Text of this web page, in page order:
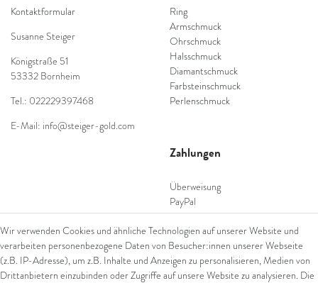
Kontaktformular
Susanne Steiger
Königstraße 51
53332 Bornheim
Tel.: 022229397468
E-Mail: info@steiger-gold.com
Ring
Armschmuck
Ohrschmuck
Halsschmuck
Diamantschmuck
Farbsteinschmuck
Perlenschmuck
Zahlungen
Überweisung
PayPal
SEPA Lastschrift
giropay
Kreditkarte
Wir verwenden Cookies und ähnliche Technologien auf unserer Website und
verarbeiten personenbezogene Daten von Besucher:innen unserer Webseite
(z.B. IP-Adresse), um z.B. Inhalte und Anzeigen zu personalisieren, Medien von
Drittanbietern einzubinden oder Zugriffe auf unsere Website zu analysieren. Die